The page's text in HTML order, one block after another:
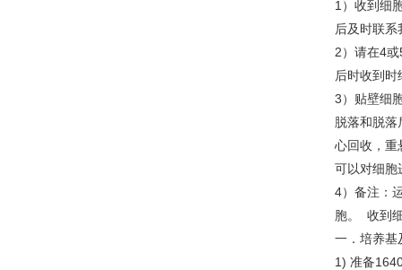
1）收到细
后及时联系
2）请在4
后时收到时
3）贴壁细
脱落和脱落
心回收，重
可以对细胞
4）备注：
胞。 收到
一．培养基
1) 准